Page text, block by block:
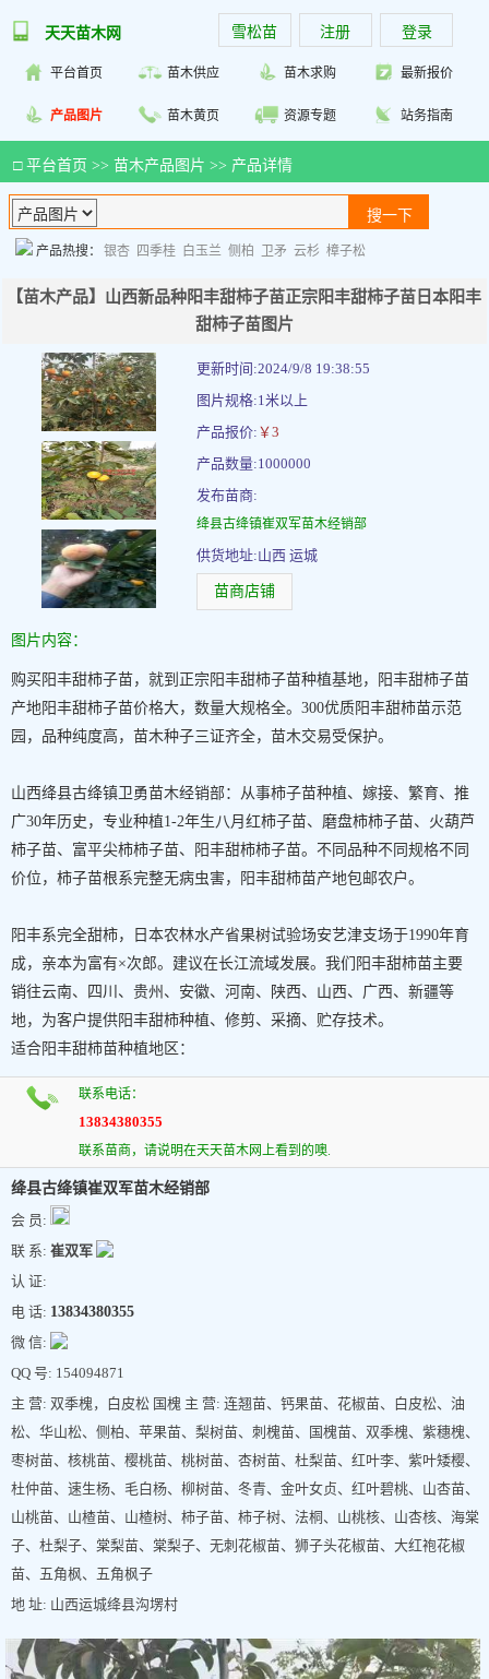
天天苗木网 雪松苗 注册 登录
平台首页 苗木供应 苗木求购 最新报价
产品图片 苗木黄页 资源专题 站务指南
□ 平台首页 >> 苗木产品图片 >> 产品详情
产品热搜： 银杏 四季桂 白玉兰 侧柏 卫矛 云杉 樟子松
【苗木产品】山西新品种阳丰甜柿子苗正宗阳丰甜柿子苗日本阳丰
甜柿子苗图片
更新时间:2024/9/8 19:38:55
图片规格:1米以上
产品报价: ￥3
产品数量:1000000
发布苗商:
绛县古绛镇崔双军苗木经销部
供货地址:山西 运城
苗商店铺
图片内容：
购买阳丰甜柿子苗，就到正宗阳丰甜柿子苗种植基地，阳丰甜柿子苗
产地阳丰甜柿子苗价格大，数量大规格全。300优质阳丰甜柿苗示范
园，品种纯度高，苗木种子三证齐全，苗木交易受保护。
山西绛县古绛镇卫勇苗木经销部：从事柿子苗种植、嫁接、繁育、推
广30年历史，专业种植1-2年生八月红柿子苗、磨盘柿柿子苗、火葫芦
柿子苗、富平尖柿柿子苗、阳丰甜柿柿子苗。不同品种不同规格不同
价位，柿子苗根系完整无病虫害，阳丰甜柿苗产地包邮农户。
阳丰系完全甜柿，日本农林水产省果树试验场安艺津支场于1990年育
成，亲本为富有×次郎。建议在长江流域发展。我们阳丰甜柿苗主要
销往云南、四川、贵州、安徽、河南、陕西、山西、广西、新疆等
地，为客户提供阳丰甜柿种植、修剪、采摘、贮存技术。
适合阳丰甜柿苗种植地区：
联系电话：
13834380355
联系苗商，请说明在天天苗木网上看到的噢.
绛县古绛镇崔双军苗木经销部
会 员:
联 系: 崔双军
认 证:
电 话: 13834380355
微 信:
QQ 号: 154094871
主 营: 双季槐，白皮松 国槐 主 营: 连翘苗、钙果苗、花椒苗、白皮松、油
松、华山松、侧柏、苹果苗、梨树苗、刺槐苗、国槐苗、双季槐、紫穗槐、
枣树苗、核桃苗、樱桃苗、桃树苗、杏树苗、杜梨苗、红叶李、紫叶矮樱、
杜仲苗、速生杨、毛白杨、柳树苗、冬青、金叶女贞、红叶碧桃、山杏苗、
山桃苗、山楂苗、山楂树、柿子苗、柿子树、法桐、山桃核、山杏核、海棠
子、杜梨子、棠梨苗、棠梨子、无刺花椒苗、狮子头花椒苗、大红袍花椒
苗、五角枫、五角枫子
地 址: 山西运城绛县沟塄村